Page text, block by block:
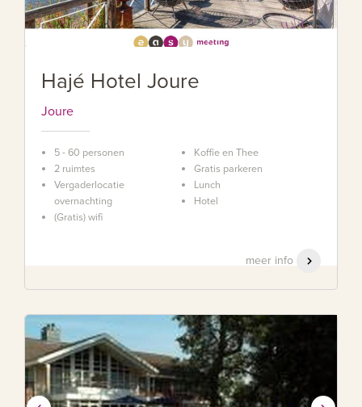
Hajé Hotel Joure
Joure
5 - 60 personen
2 ruimtes
Vergaderlocatie
overnachting
(Gratis) wifi
Koffie en Thee
Gratis parkeren
Lunch
Hotel
meer info